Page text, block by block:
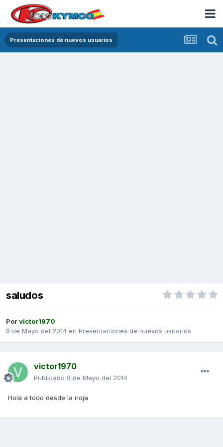
Presentaciones de nuevos usuarios
saludos
Porvictor1970
8 de Mayo del 2014 en Presentaciones de nuevos usuarios
victor1970
Publicado 8 de Mayo del 2014
Hola a todo desde la rioja